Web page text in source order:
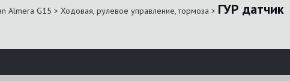
Almera G15 > Ходовая, рулевое управление, тормоза > ГУР датчик